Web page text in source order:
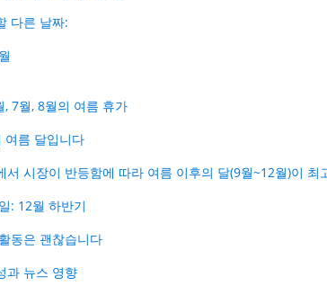
다른 날짜:
, 7월, 8월의 여름 휴가
여름 달입니다
서 시장이 반등함에 따라 여름 이후의 달(9월~12월)이 최
: 12월 하반기
동은 괜찮습니다
과 뉴스 영향